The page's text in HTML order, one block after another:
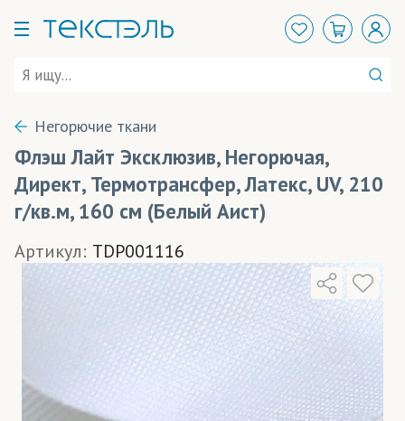
Негорючие ткани
Флэш Лайт Эксклюзив, Негорючая,
Директ, Термотрансфер, Латекс, UV, 210
г/кв.м, 160 см (Белый Аист)
Артикул: TDP001116